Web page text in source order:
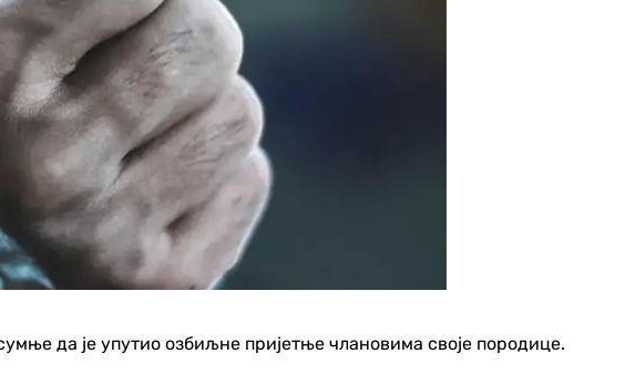
да је упутио озбиљне пријетње члановима своје породице.